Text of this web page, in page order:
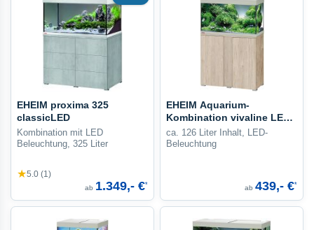
EHEIM proxima 325
classicLED
Kombination mit LED
Beleuchtung, 325 Liter
★5.0 (1)
ab 1.349,- €*
EHEIM Aquarium-
Kombination vivaline LED
126
ca. 126 Liter Inhalt, LED-
Beleuchtung
ab 439,- €*